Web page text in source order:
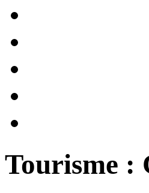
Tourisme :